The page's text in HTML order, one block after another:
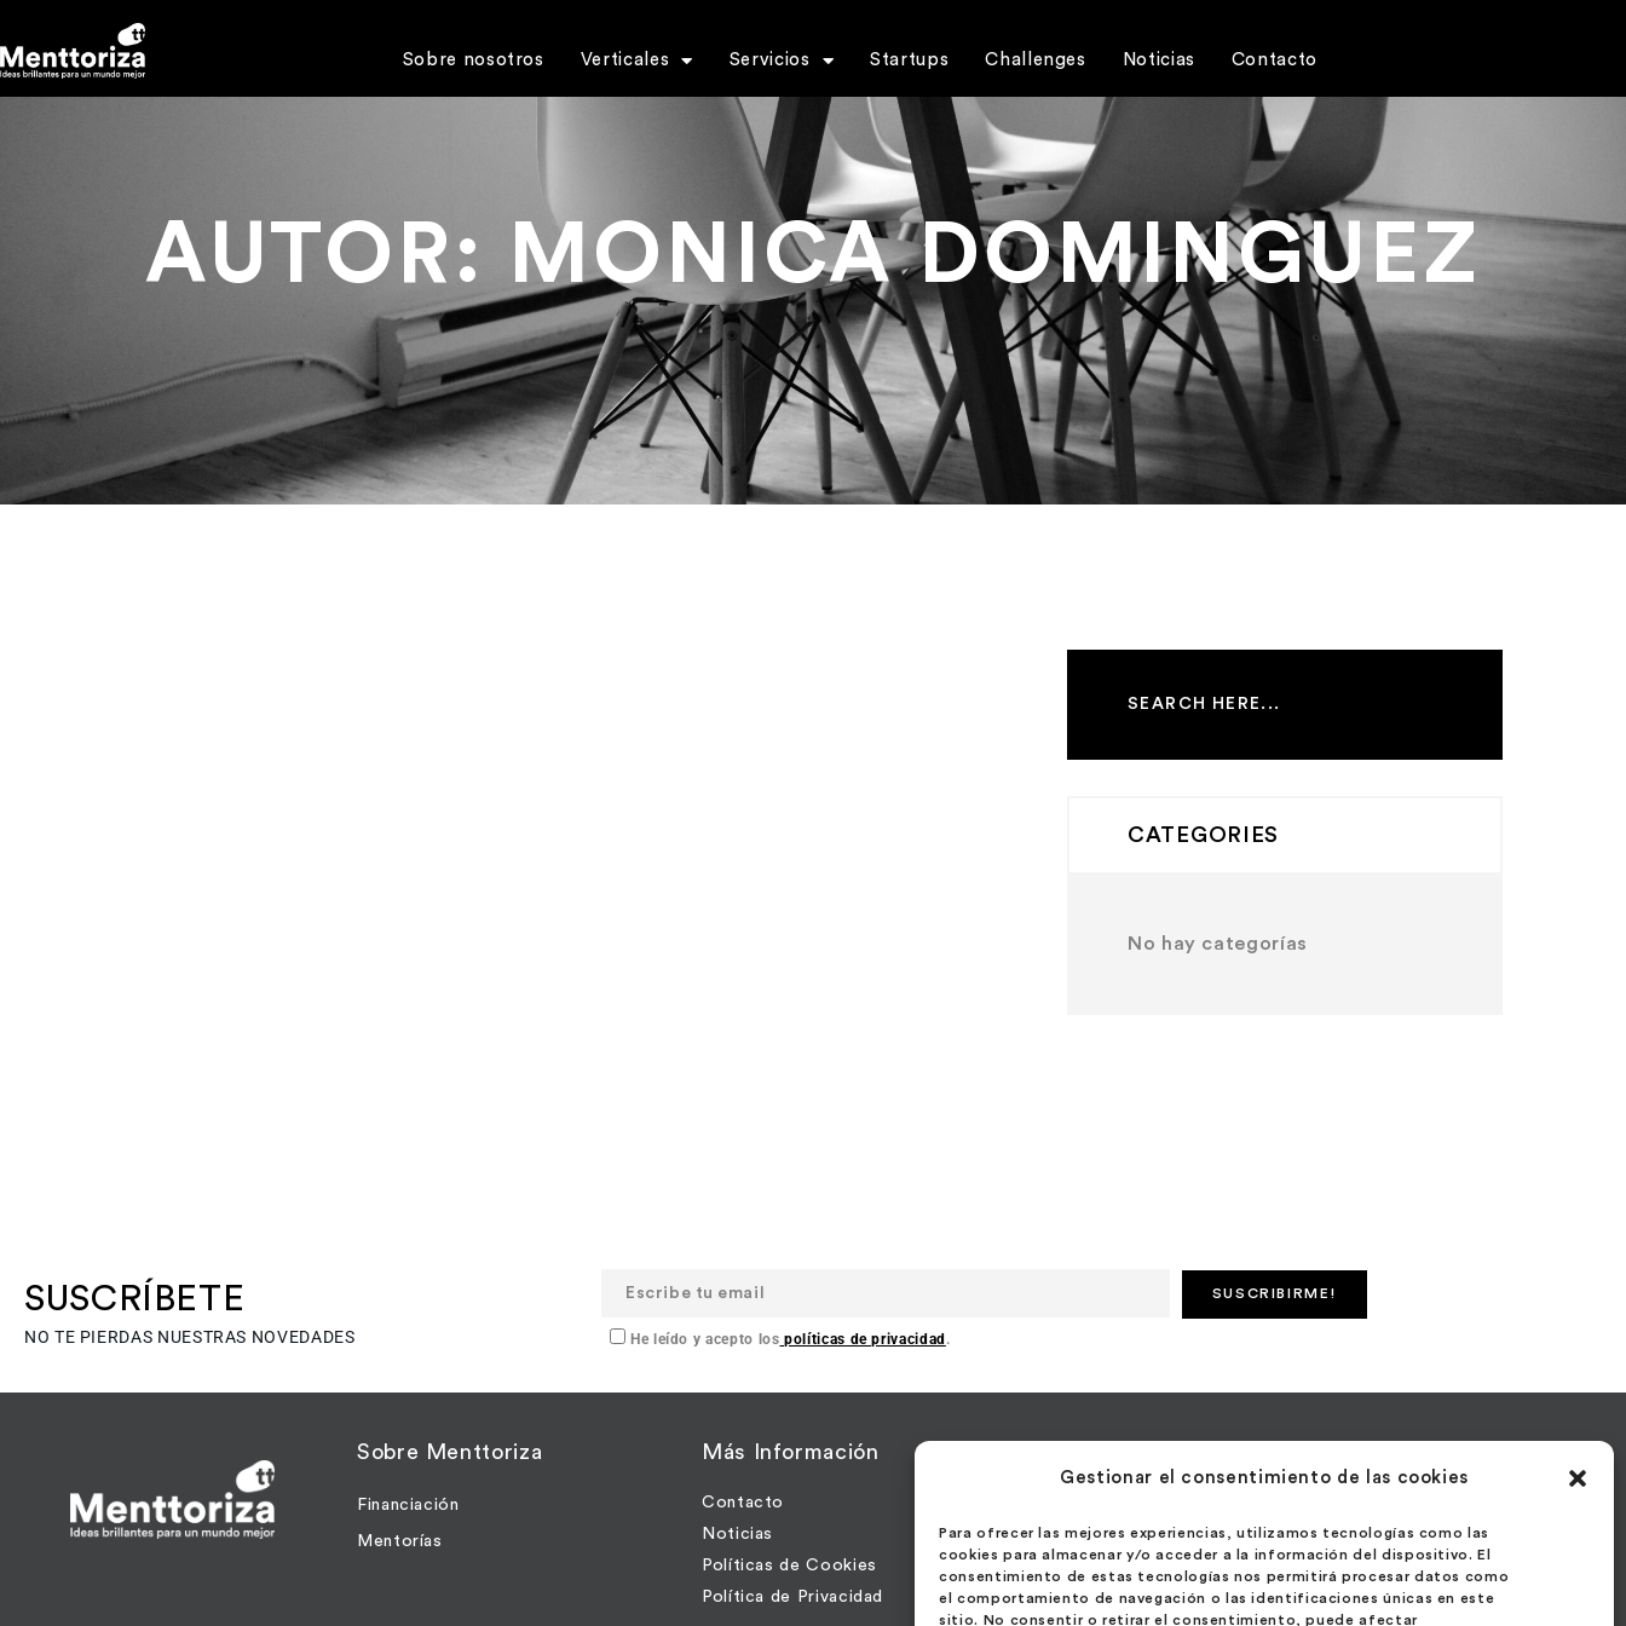
Gestionar el consentimiento de las cookies
Para ofrecer las mejores experiencias, utilizamos tecnologías como las
cookies para almacenar y/o acceder a la información del dispositivo. El
consentimiento de estas tecnologías nos permitirá procesar datos como
el comportamiento de navegación o las identificaciones únicas en este
sitio. No consentir o retirar el consentimiento, puede afectar
Sobre nosotros Verticales Servicios Startups Challenges Noticias Contacto
AUTOR: MONICA DOMINGUEZ
CATEGORIES
No hay categorías
SUSCRÍBETE
NO TE PIERDAS NUESTRAS NOVEDADES He leído y acepto los políticas de privacidad.
Sobre Menttoriza
Financiación
Mentorías
Más Información
Contacto
Noticias
Políticas de Cookies
Política de Privacidad
28001 – Madrid
España